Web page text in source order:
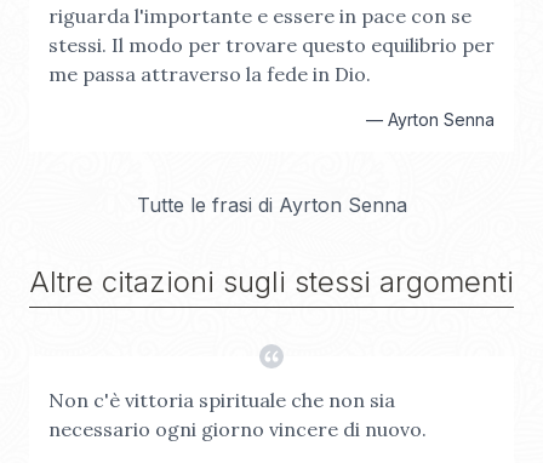
riguarda l'importante e essere in pace con se
stessi. Il modo per trovare questo equilibrio per
me passa attraverso la fede in Dio.
— Ayrton Senna
Tutte le frasi di Ayrton Senna
Altre citazioni sugli stessi argomenti
Non c'è vittoria spirituale che non sia
necessario ogni giorno vincere di nuovo.